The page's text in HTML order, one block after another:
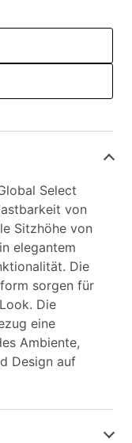
Select
von
Sitzhöhe von
elegantem
Die
sorgen für
Die
eine
Ambiente,
Design auf